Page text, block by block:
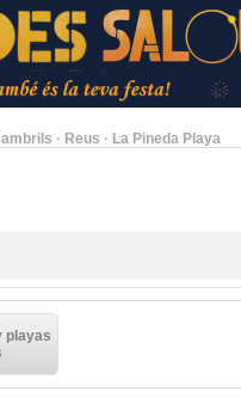
· Reus · La Pineda Playa
playas